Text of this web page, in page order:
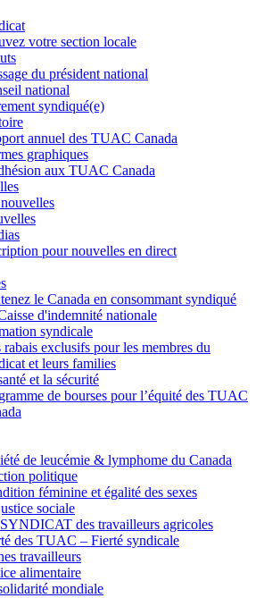
votre section locale
du président national
national
syndiqué(e)
annuel des TUAC Canada
graphiques
aux TUAC Canada
pour nouvelles en direct
le Canada en consommant syndiqué
d'indemnité nationale
syndicale
rabais exclusifs pour les membres du
et leurs families
et la sécurité
de bourses pour l’équité des TUAC
de leucémie & lymphome du Canada
politique
féminine et égalité des sexes
sociale
des travailleurs agricoles
des TUAC – Fierté syndicale
travailleurs
alimentaire
mondiale